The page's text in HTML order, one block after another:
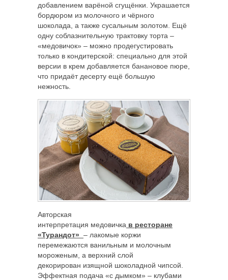
добавлением варёной сгущёнки. Украшается
бордюром из молочного и чёрного
шоколада, а также сусальным золотом. Ещё
одну соблазнительную трактовку торта –
«медовичок» – можно продегустировать
только в кондитерской: специально для этой
версии в крем добавляется банановое пюре,
что придаёт десерту ещё большую
нежность.
Авторская
интерпретация медовичка в ресторане
«Турандот» – лакомые коржи
перемежаются ванильным и молочным
мороженым, а верхний слой
декорирован изящной шоколадной чипсой.
Эффектная подача «с дымком» – клубами